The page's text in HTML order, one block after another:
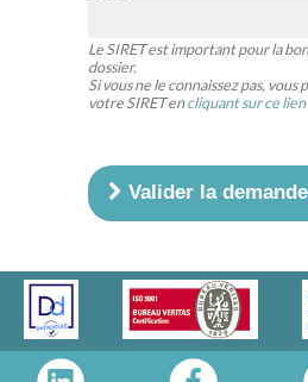
Le SIRET est important pour la
dossier.
Si vous ne le connaissez pas,
votre SIRET encliquant sur ce lien
Valider la